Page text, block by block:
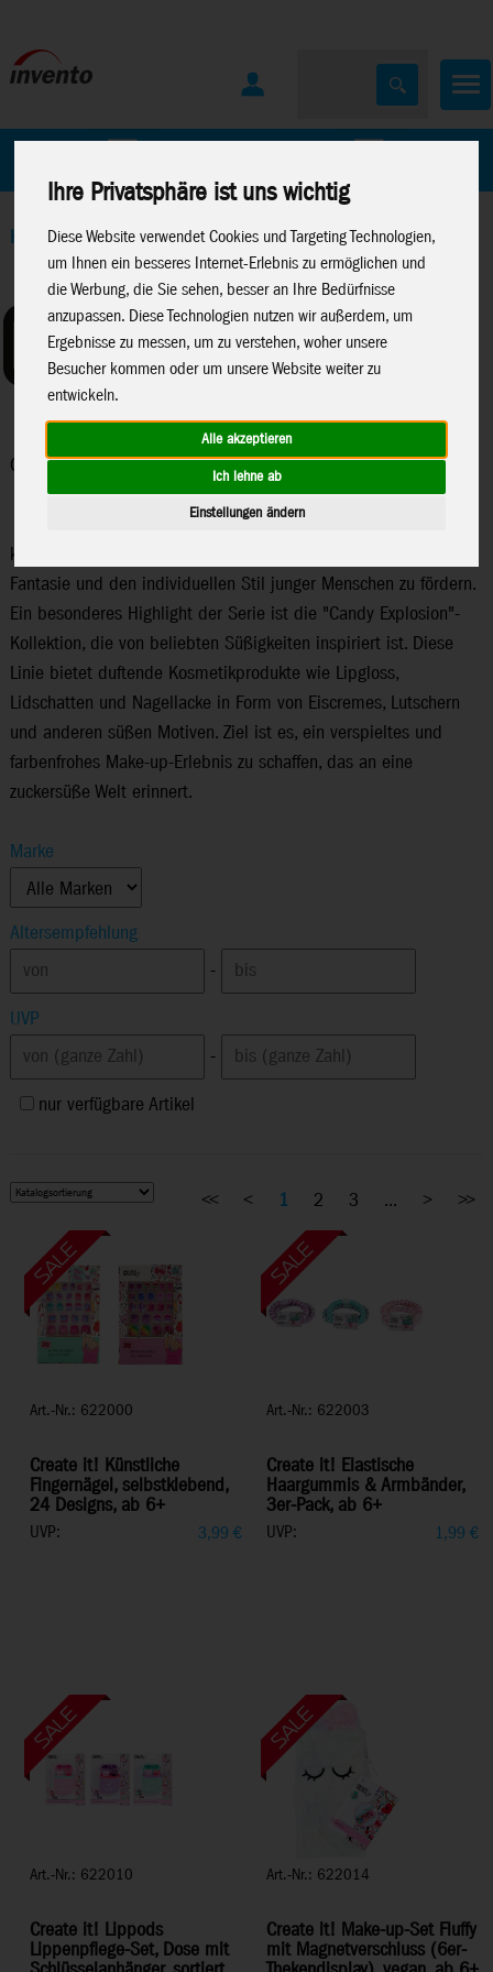
Ihre Privatsphäre ist uns wichtig
Diese Website verwendet Cookies und Targeting Technologien,
um Ihnen ein besseres Internet-Erlebnis zu ermöglichen und
die Werbung, die Sie sehen, besser an Ihre Bedürfnisse
anzupassen. Diese Technologien nutzen wir außerdem, um
Ergebnisse zu messen, um zu verstehen, woher unsere
Besucher kommen oder um unsere Website weiter zu
entwickeln.
Alle akzeptieren
Ich lehne ab
Einstellungen ändern
Home>Spielwaren>Canenco>Create It
Create It
"Create it!" bietet eine breite Palette an kreativen und
kosmetischen Produkten, die speziell darauf ausgelegt sind, die
Fantasie und den individuellen Stil junger Menschen zu fördern.
Ein besonderes Highlight der Serie ist die "Candy Explosion"-
Kollektion, die von beliebten Süßigkeiten inspiriert ist. Diese
Linie bietet duftende Kosmetikprodukte wie Lipgloss,
Lidschatten und Nagellacke in Form von Eiscremes, Lutschern
und anderen süßen Motiven. Ziel ist es, ein verspieltes und
farbenfrohes Make-up-Erlebnis zu schaffen, das an eine
zuckersüße Welt erinnert.
Marke
Altersempfehlung
-
UVP
-
nur verfügbare Artikel
Art.-Nr.: 622000
Create it! Künstliche
Fingernägel, selbstklebend,
24 Designs, ab 6+
UVP: 3,99 €
Art.-Nr.: 622003
Create it! Elastische
Haargummis & Armbänder,
3er-Pack, ab 6+
UVP: 1,99 €
Art.-Nr.: 622010
Create it! Lippods
Lippenpflege-Set, Dose mit
Art.-Nr.: 622014
Create it! Make-up-Set Fluffy
mit Magnetverschluss (6er-
<< < 1 2 3 ... > >>